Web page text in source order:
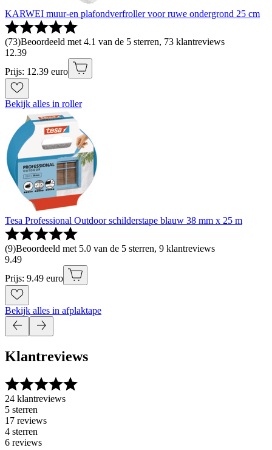
KARWEI muur-en plafondverfroller voor ruwe ondergrond 25 cm
(73)Beoordeeld met 4.1 van de 5 sterren, 73 klantreviews
12.39
Prijs: 12.39 euro
Bekijk alles in roller
Tesa Professional Outdoor schilderstape blauw 38 mm x 25 m
(9)Beoordeeld met 5.0 van de 5 sterren, 9 klantreviews
9.49
Prijs: 9.49 euro
Bekijk alles in afplaktape
Klantreviews
24 klantreviews
5 sterren
17 reviews
4 sterren
6 reviews